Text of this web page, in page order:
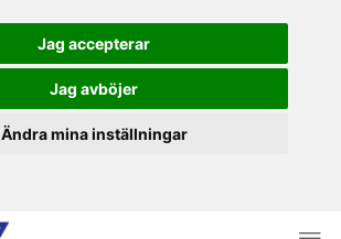
Jag accepterar
Jag avböjer
Ändra mina inställningar